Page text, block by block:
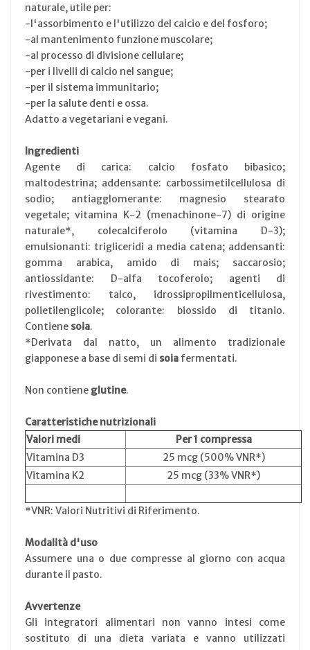
naturale, utile per:
-l'assorbimento e l'utilizzo del calcio e del fosforo;
-al mantenimento funzione muscolare;
-al processo di divisione cellulare;
-per i livelli di calcio nel sangue;
-per il sistema immunitario;
-per la salute denti e ossa.
Adatto a vegetariani e vegani.
Ingredienti
Agente di carica: calcio fosfato bibasico;
maltodestrina; addensante: carbossimetilcellulosa di
sodio; antiagglomerante: magnesio stearato
vegetale; vitamina K-2 (menachinone-7) di origine
naturale*, colecalciferolo (vitamina D-3);
emulsionanti: trigliceridi a media catena; addensanti:
gomma arabica, amido di mais; saccarosio;
antiossidante: D-alfa tocoferolo; agenti di
rivestimento: talco, idrossipropilmenticellulosa,
polietilenglicole; colorante: biossido di titanio.
Contiene soia.
*Derivata dal natto, un alimento tradizionale
giapponese a base di semi di soia fermentati.
Non contiene glutine.
Caratteristiche nutrizionali
Valori medi
Per 1 compressa
Vitamina D3
25 mcg (500% VNR*)
Vitamina K2
25 mcg (33% VNR*)
*VNR: Valori Nutritivi di Riferimento.
Modalità d'uso
Assumere una o due compresse al giorno con acqua
durante il pasto.
Avvertenze
Gli integratori alimentari non vanno intesi come
sostituto di una dieta variata e vanno utilizzati